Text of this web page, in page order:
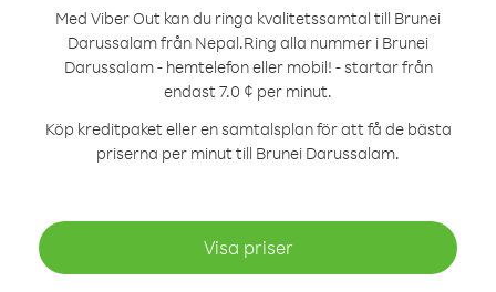
Med Viber Out kan du ringa kvalitetssamtal till Brunei
Darussalam från Nepal.Ring alla nummer i Brunei
Darussalam - hemtelefon eller mobil! - startar från
endast 7.0 ¢ per minut.
Köp kreditpaket eller en samtalsplan för att få de bästa
priserna per minut till Brunei Darussalam.
Visa priser